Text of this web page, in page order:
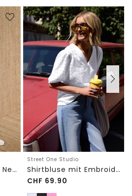
Basic Shirt mit Boat Neck und Elastikbund
Street One Studio
Shirtbluse mit Embroidery-Front
CHF 69.90